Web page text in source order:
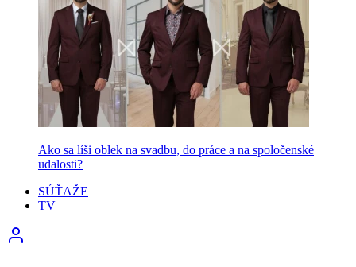
Ako sa líši oblek na svadbu, do práce a na spoločenské
udalosti?
SÚŤAŽE
TV